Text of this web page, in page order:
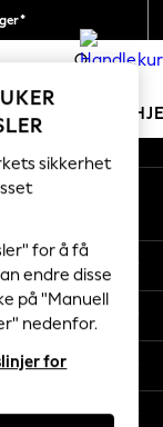
0
sikkerhet
for å få
endre disse
på "Manuell
nedenfor.
for